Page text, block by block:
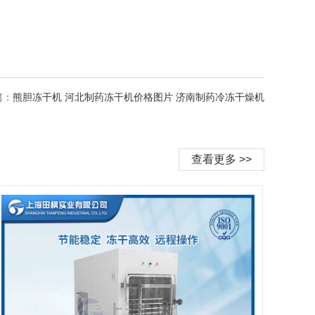
熊胆冻干机 河北制药冻干机价格图片 济南制药冷冻干燥机
查看更多 >>